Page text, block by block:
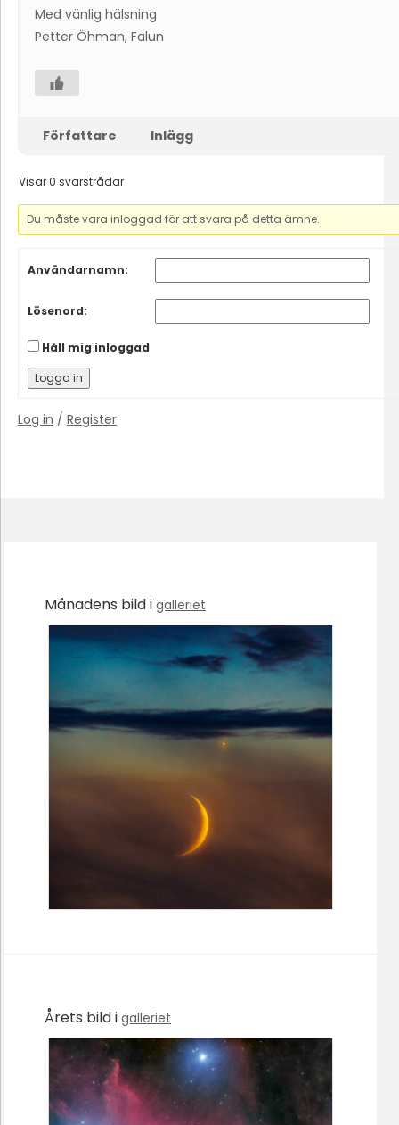
Med vänlig hälsning
Petter Öhman, Falun
Författare Inlägg
Visar 0 svarstrådar
Du måste vara inloggad för att svara på detta ämne.
Användarnamn:
Lösenord:
Håll mig inloggad
Logga in
Log in / Register
Månadens bild i galleriet
Årets bild i galleriet